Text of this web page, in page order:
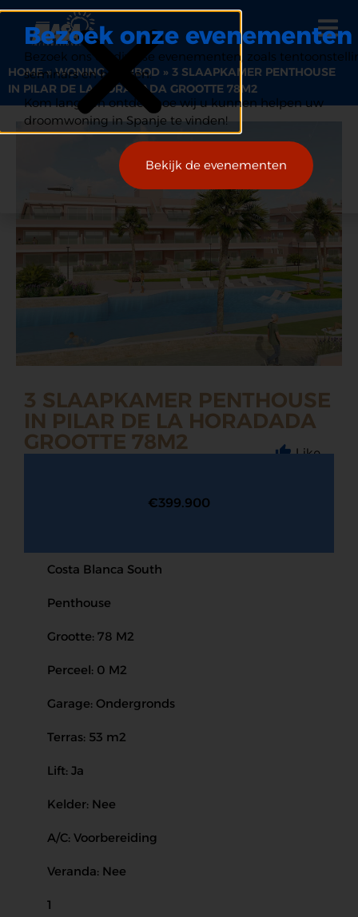
HOME»WONING AANBOD » 3 SLAAPKAMER PENTHOUSE
IN PILAR DE LA HORADADA GROOTTE 78M2
3 SLAAPKAMER PENTHOUSE
IN PILAR DE LA HORADADA
GROOTTE 78M2
Like
€399.900
Costa Blanca South
Penthouse
Grootte: 78 M2
Perceel: 0 M2
Garage: Ondergronds
Terras: 53 m2
Lift: Ja
Kelder: Nee
A/C: Voorbereiding
Veranda: Nee
1
Bezoek onze evenementen
Bezoek ons op diverse evenementen, zoals
seminars en beurzen.
Kom langs en ontdek hoe wij u kunnen helpen uw
droomwoning in Spanje te vinden!
Bekijk de evenementen